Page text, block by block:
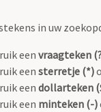
in uw
eenvraagteken
eensterretje (*)
eendollarteken
een minteken (-)